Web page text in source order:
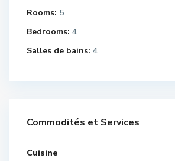
Rooms: 5
Bedrooms: 4
Salles de bains: 4
Commodités et Services
Cuisine